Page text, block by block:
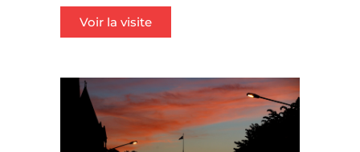
notation
clientVoir la visite